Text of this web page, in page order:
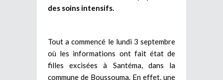
des soins intensifs.
Tout a commencé le lundi 3 septembre
où les informations ont fait état de
filles excisées à Santéma, dans la
commune de Boussouma. En effet, une